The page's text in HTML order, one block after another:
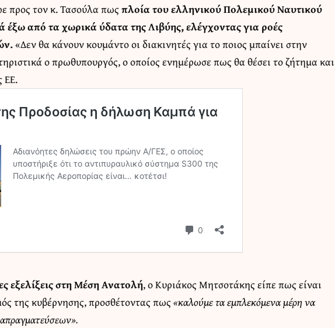
προς τον κ. Τασούλα πωςπλοία του ελληνικού Πολεμικού Ναυτικού
έξω από τα χωρικά ύδατα της Λιβύης, ελέγχοντας για ροές
«Δεν θα κάνουν κουμάντο οι διακινητές για το ποιος μπαίνει στην
ο πρωθυπουργός, ο οποίος ενημέρωσε πως θα θέσει το ζήτημα και
ΕΕ.
εξελίξεις στη Μέση Ανατολή, ο Κυριάκος Μητσοτάκης είπε πως είναι
της κυβέρνησης, προσθέτοντας πως«καλούμε τα εμπλεκόμενα μέρη να